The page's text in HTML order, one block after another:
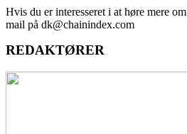
Hvis du er interesseret i at høre mere
mail på dk@chainindex.com
REDAKTØRER